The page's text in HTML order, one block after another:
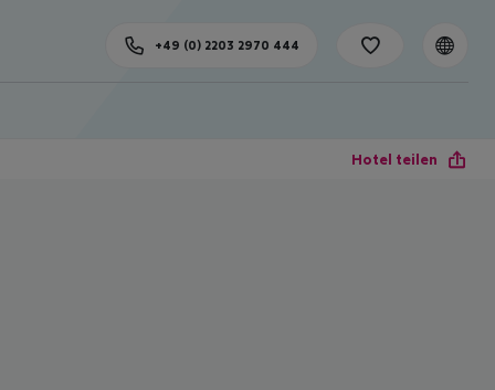
+49 (0) 2203 2970 444
Hotel teilen